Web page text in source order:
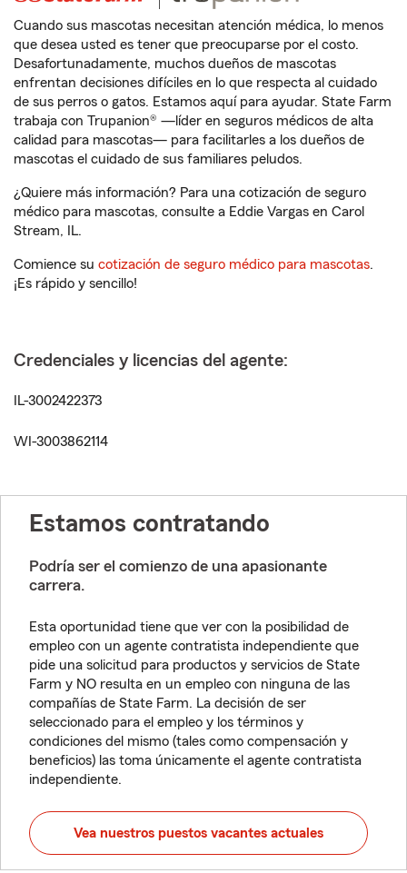
Cuando sus mascotas necesitan atención médica, lo menos
que desea usted es tener que preocuparse por el costo.
Desafortunadamente, muchos dueños de mascotas
enfrentan decisiones difíciles en lo que respecta al cuidado
de sus perros o gatos. Estamos aquí para ayudar. State Farm
trabaja con Trupanion® —líder en seguros médicos de alta
calidad para mascotas— para facilitarles a los dueños de
mascotas el cuidado de sus familiares peludos.
¿Quiere más información? Para una cotización de seguro
médico para mascotas, consulte a Eddie Vargas en Carol
Stream, IL.
Comience su cotización de seguro médico para mascotas.
¡Es rápido y sencillo!
Credenciales y licencias del agente:
IL-3002422373
WI-3003862114
Estamos contratando
Podría ser el comienzo de una apasionante
carrera.
Esta oportunidad tiene que ver con la posibilidad de
empleo con un agente contratista independiente que
pide una solicitud para productos y servicios de State
Farm y NO resulta en un empleo con ninguna de las
compañías de State Farm. La decisión de ser
seleccionado para el empleo y los términos y
condiciones del mismo (tales como compensación y
beneficios) las toma únicamente el agente contratista
independiente.
Vea nuestros puestos vacantes actuales